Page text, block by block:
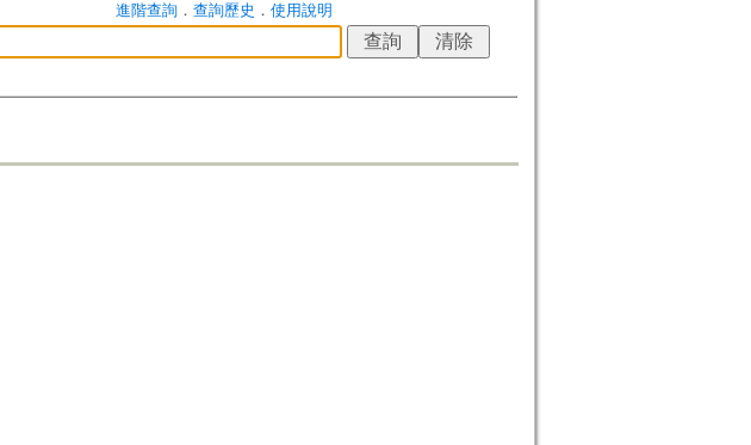
進階查詢． 查詢歷史 ． 使用說明